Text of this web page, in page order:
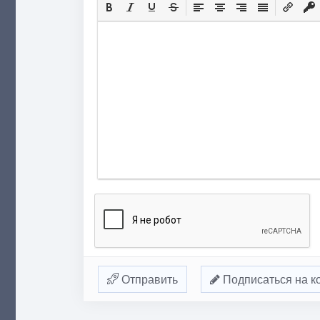
Отправить Подписаться на